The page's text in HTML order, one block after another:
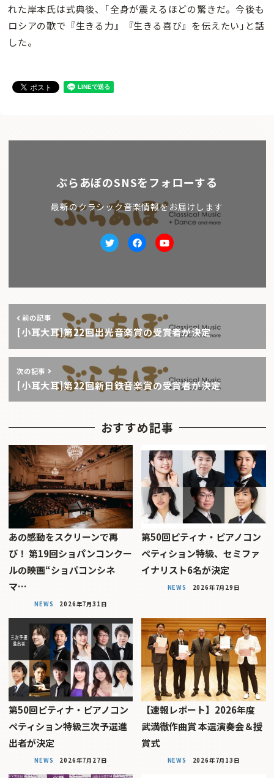
れた岸本氏は式典後、｢全身が震えるほどの驚きだ。今後も
ロシアの歌で『生きる力』『生きる喜び』を伝えたい｣と話
した。
ぶらあぼのSNSをフォローする
最新のクラシック音楽情報をお届けします
TwitterfacebookYoutube
前の記事
[小耳大耳]第22回出光音楽賞の受賞者が決定
次の記事
[小耳大耳]第22回新日鉄音楽賞の受賞者が決定
おすすめ記事
あの感動をスクリーンで再
び！ 第19回ショパンコンクー
ルの映画“ショパコンシネ
マ…
NEWS 2026年7月31日
第50回ピティナ・ピアノコン
ペティション特級、セミファ
イナリスト6名が決定
NEWS 2026年7月29日
第50回ピティナ・ピアノコン
ペティション特級三次予選進
出者が決定
NEWS 2026年7月27日
【速報レポート】2026年度
武満徹作曲賞 本選演奏会＆授
賞式
NEWS 2026年7月13日